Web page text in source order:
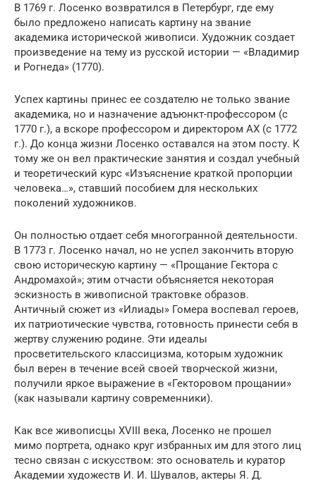
В 1769 г. Лосенко возвратился в Петербург, где ему
было предложено написать картину на звание
академика исторической живописи. Художник создает
произведение на тему из русской истории — «Владимир
и Рогнеда» (1770).
Успех картины принес ее создателю не только звание
академика, но и назначение адъюнкт-профессором (с
1770 г.), а вскоре профессором и директором АХ (с 1772
г.). До конца жизни Лосенко оставался на этом посту. К
тому же он вел практические занятия и создал учебный
и теоретический курс «Изъяснение краткой пропорции
человека…», ставший пособием для нескольких
поколений художников.
Он полностью отдает себя многогранной деятельности.
В 1773 г. Лосенко начал, но не успел закончить вторую
свою историческую картину — «Прощание Гектора с
Андромахой»; этим отчасти объясняется некоторая
эскизность в живописной трактовке образов.
Античный сюжет из «Илиады» Гомера воспевал героев,
их патриотические чувства, готовность принести себя в
жертву служению родине. Эти идеалы
просветительского классицизма, которым художник
был верен в течение всей своей творческой жизни,
получили яркое выражение в «Гекторовом прощании»
(как называли картину современники).
Как все живописцы XVIII века, Лосенко не прошел
мимо портрета, однако круг избранных им для этого лиц
тесно связан с искусством: это основатель и куратор
Академии художеств И. И. Шувалов, актеры Я. Д.